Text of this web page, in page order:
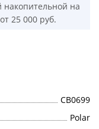
накопительной на
25 000 руб.
СВ0699
Polar